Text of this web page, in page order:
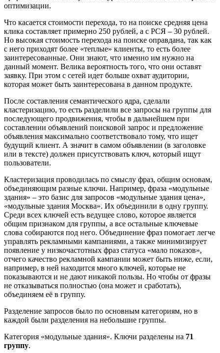
оптимизации.
Что касается стоимости перехода, то на поиске средняя цена
клика составляет примерно 250 рублей, а с РСЯ – 30 рублей.
Но высокая стоимость перехода на поиске оправдана, так как
с него приходят более «теплые» клиенты, то есть более
заинтересованные. Они знают, что именно им нужно на
данный момент. Велика вероятность того, что они оставят
заявку. При этом с сетей идет больше охват аудитории,
которая может быть заинтересована в данном продукте.
После составления семантического ядра, сделали
кластеризацию, то есть разделили все запросы на группы для
последующего продвижения, чтобы в дальнейшем при
составлении объявлений поисковой запрос и предложение
объявления максимально соответствовало тому, что ищет
будущий клиент. А значит в самом объявлении (в заголовке
или в тексте) должен присутствовать ключ, который ищут
пользователи.
Кластеризация проводилась по смыслу фраз, общим основам,
объединяющим разные ключи. Например, фраза «модульные
здания» – это базис для запросов «модульные здания цена»,
«модульные здания Москва». Их объединили в одну группу.
Среди всех ключей есть ведущее слово, которое является
общим признаком для группы, а все остальные ключевые
слова собираются под него. Объединение фраз помогает легче
управлять рекламными кампаниями, а также минимизирует
появление у низкочастотных фраз статуса «мало показов»,
отчего качество рекламной кампании может быть ниже, если,
например, в ней находится много ключей, которые не
показываются и не дают никакой пользы. Но чтобы от фразы
не отказываться полностью (она может и сработать),
объединяем её в группу.
Разделение запросов было по основным категориям, но в
каждой были разделения на небольшие группы.
Категория «модульные здания». Ключи разделены на 71
группу.